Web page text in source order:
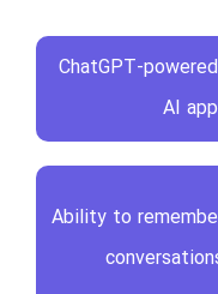
ChatGPT-powered
AI app
Ability to